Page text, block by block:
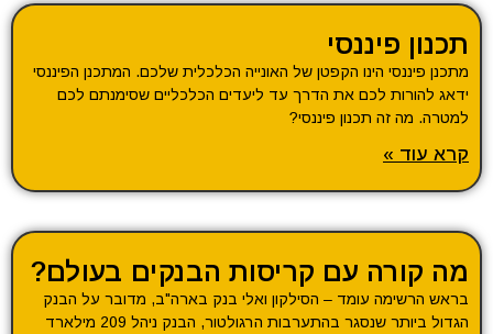
תכנון פיננסי
מתכנן פיננסי הינו הקפטן של האונייה הכלכלית שלכם. המתכנן הפיננסי
ידאג להורות לכם את הדרך עד ליעדים הכלכליים שסימנתם לכם
למטרה. מה זה תכנון פיננסי?
קרא עוד »
מה קורה עם קריסות הבנקים בעולם?
בראש הרשימה עומד – הסילקון ואלי בנק בארה"ב, מדובר על הבנק
הגדול ביותר שנסגר בהתערבות הרגולטור, הבנק ניהל 209 מילארד